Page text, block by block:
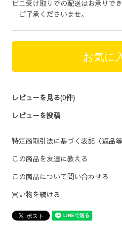
ビニ受け取りでの配送はお承りでき
ご了承くださいませ。
お気に
レビューを見る(0件)
レビューを投稿
特定商取引法に基づく表記（返品等
この商品を友達に教える
この商品について問い合わせる
買い物を続ける